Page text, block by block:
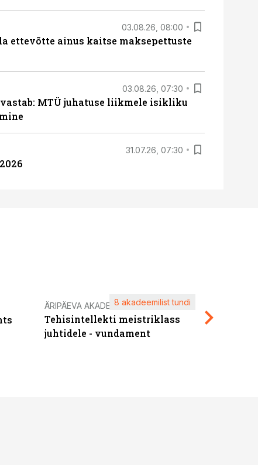
03.08.26, 08:00
ettevõtte ainus kaitse maksepettuste
03.08.26, 07:30
vastab: MTÜ juhatuse liikmele isikliku
31.07.26, 07:30
ÄRIPÄEVA AKADEEMIA
Tehisintellekti meistriklass
juhtidele - vundament
8 akadeemilist tundi